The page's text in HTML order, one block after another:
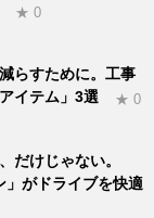
★ 0
らすために。工事
イテム」3選
★ 0
だけじゃない。
」がドライブを快適